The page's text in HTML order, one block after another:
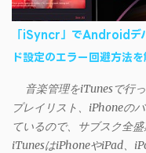
「iSyncr」でAndroidデ
ド設定のエラー回避方法
音楽管理をiTunesで行
プレイリスト、iPhoneの
ているので、サブスク全
iTunesはiPhoneやiPad、